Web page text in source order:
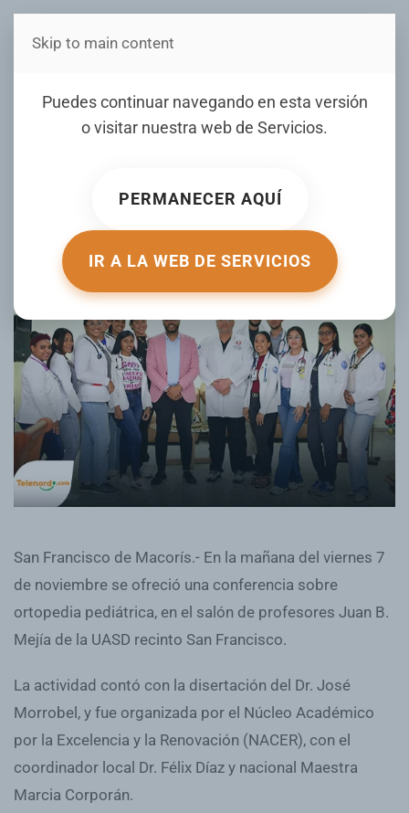
Estás en Telenord Medios
Puedes continuar navegando en esta versión
o visitar nuestra web de Servicios.
PERMANECER AQUÍ
IR A LA WEB DE SERVICIOS
Skip to main content
Ofrecen conferencia sobre
ortopedia en UASD recinto
ESCRITO POR TELENORD.COM.DO EL 07 NOVIEMBRE 2025
San Francisco de Macorís.- En la mañana del viernes 7
de noviembre se ofreció una conferencia sobre
ortopedia pediátrica, en el salón de profesores Juan B.
Mejía de la UASD recinto San Francisco.
La actividad contó con la disertación del Dr. José
Morrobel, y fue organizada por el Núcleo Académico
por la Excelencia y la Renovación (NACER), con el
coordinador local Dr. Félix Díaz y nacional Maestra
Marcia Corporán.